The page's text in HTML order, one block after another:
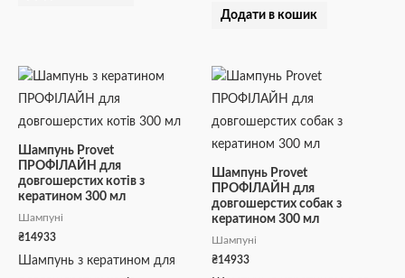
Додати в кошик
Шампунь Provet
ПРОФІЛАЙН для
довгошерстих котів з
кератином 300 мл
Шампуні
₴14933
Шампунь з кератином для
Шампунь Provet
ПРОФІЛАЙН для
довгошерстих собак з
кератином 300 мл
Шампуні
₴14933